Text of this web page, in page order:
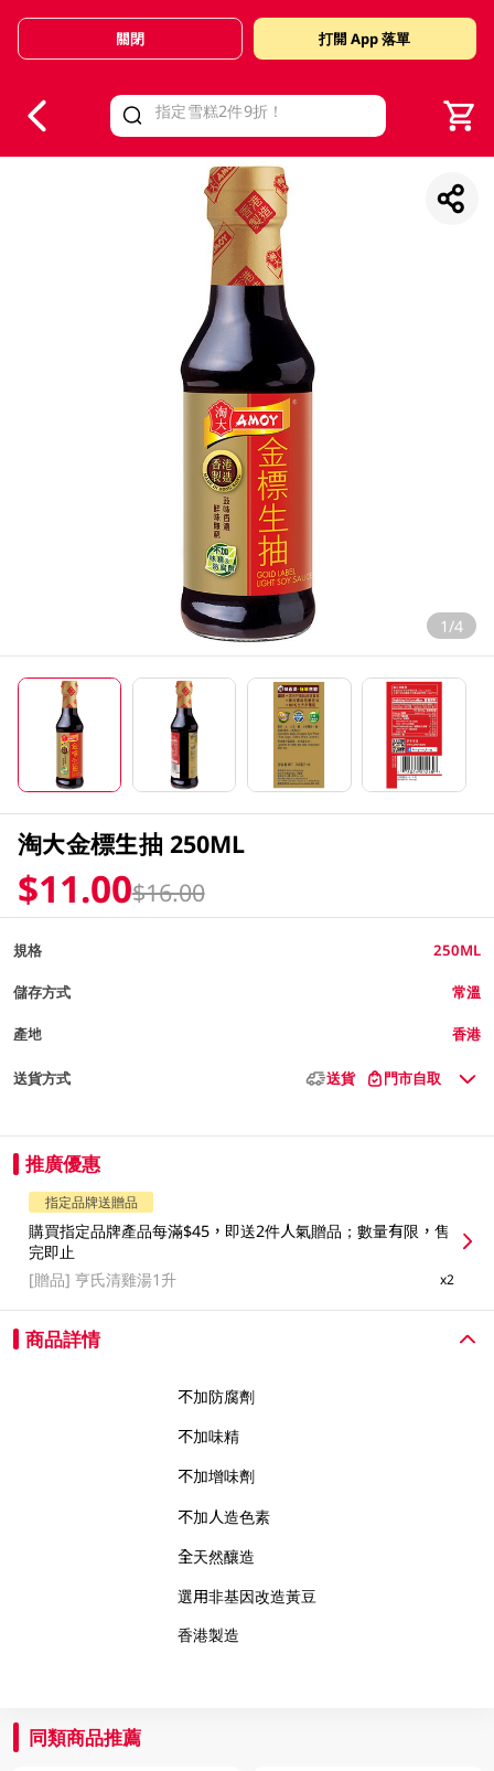
Valid Until 30 June 2026
關閉 打開 App 落單
1/4
淘大金標生抽 250ML
$11.00$16.00
規格 250ML
儲存方式 常溫
產地 香港
送貨方式 送貨 門市自取
推廣優惠
指定品牌送贈品
購買指定品牌產品每滿$45，即送2件人氣贈品；數量有限，售
完即止
[贈品]亨氏清雞湯1升 x2
商品詳情
不加防腐劑
不加味精
不加增味劑
不加人造色素
全天然釀造
選用非基因改造黃豆
香港製造
同類商品推薦